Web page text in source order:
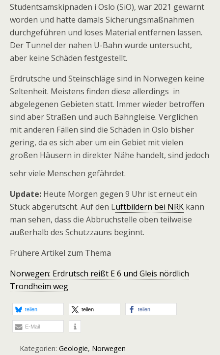
Studentsamskipnaden i Oslo (SiO), war 2021 gewarnt
worden und hatte damals Sicherungsmaßnahmen
durchgeführen und loses Material entfernen lassen.
Der Tunnel der nahen U-Bahn wurde untersucht,
aber keine Schäden festgestellt.
Erdrutsche und Steinschläge sind in Norwegen keine
Seltenheit. Meistens finden diese allerdings in
abgelegenen Gebieten statt. Immer wieder betroffen
sind aber Straßen und auch Bahngleise. Verglichen
mit anderen Fällen sind die Schäden in Oslo bisher
gering, da es sich aber um ein Gebiet mit vielen
großen Häusern in direkter Nähe handelt, sind jedoch
sehr viele Menschen gefährdet.
Update: Heute Morgen gegen 9 Uhr ist erneut ein
Stück abgerutscht. Auf den Luftbildern bei NRK kann
man sehen, dass die Abbruchstelle oben teilweise
außerhalb des Schutzzauns beginnt.
Frühere Artikel zum Thema
Norwegen: Erdrutsch reißt E 6 und Gleis nördlich
Trondheim weg
teilen teilen teilen
E-Mail
Kategorien: Geologie, Norwegen